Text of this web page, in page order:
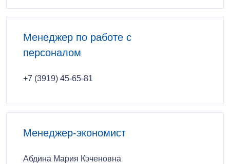
Менеджер по работе с
персоналом
+7 (3919) 45-65-81
Менеджер-экономист
Абдина Мария Кэченовна